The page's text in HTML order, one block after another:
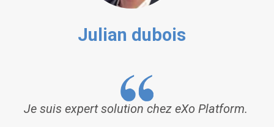
Julian dubois
Je suis expert solution chez eXo Platform.